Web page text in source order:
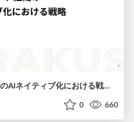
複数プロダクト組織のAIネイティブ化における戦略 / AICon2026_kude
0 660